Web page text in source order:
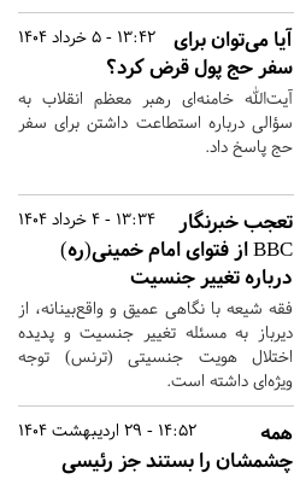
13:42 - 5 خرداد 1404
آیا می‌توان برای
سفر حج پول قرض کرد؟
آیت‌الله خامنه‌ای رهبر معظم انقلاب به
سؤالی درباره استطاعت داشتن برای سفر
حج پاسخ داد.
13:34 - 4 خرداد 1404
تعجب خبرنگار
BBC از فتوای امام خمینی(ره)
درباره تغییر جنسیت
فقه شیعه با نگاهی عمیق و واقع‌بینانه، از
دیرباز به مسئله تغییر جنسیت و پدیده
اختلال هویت جنسیتی (ترنس) توجه
ویژه‌ای داشته است.
14:52 - 29 اردیبهشت 1404
همه
چشمشان را بستند جز رئیسی